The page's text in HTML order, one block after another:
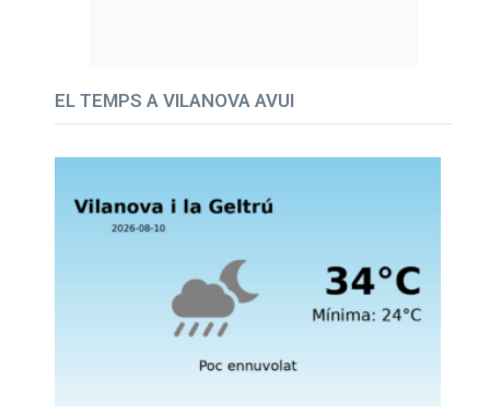
EL TEMPS A VILANOVA AVUI